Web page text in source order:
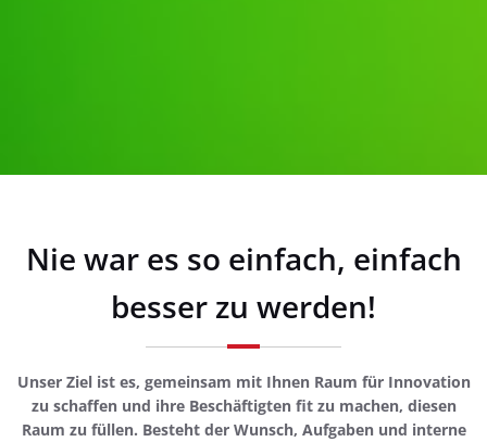
Nie war es so einfach, einfach
besser zu werden!
Unser Ziel ist es, gemeinsam mit Ihnen Raum für Innovation
zu schaffen und ihre Beschäftigten fit zu machen, diesen
Raum zu füllen. Besteht der Wunsch, Aufgaben und interne